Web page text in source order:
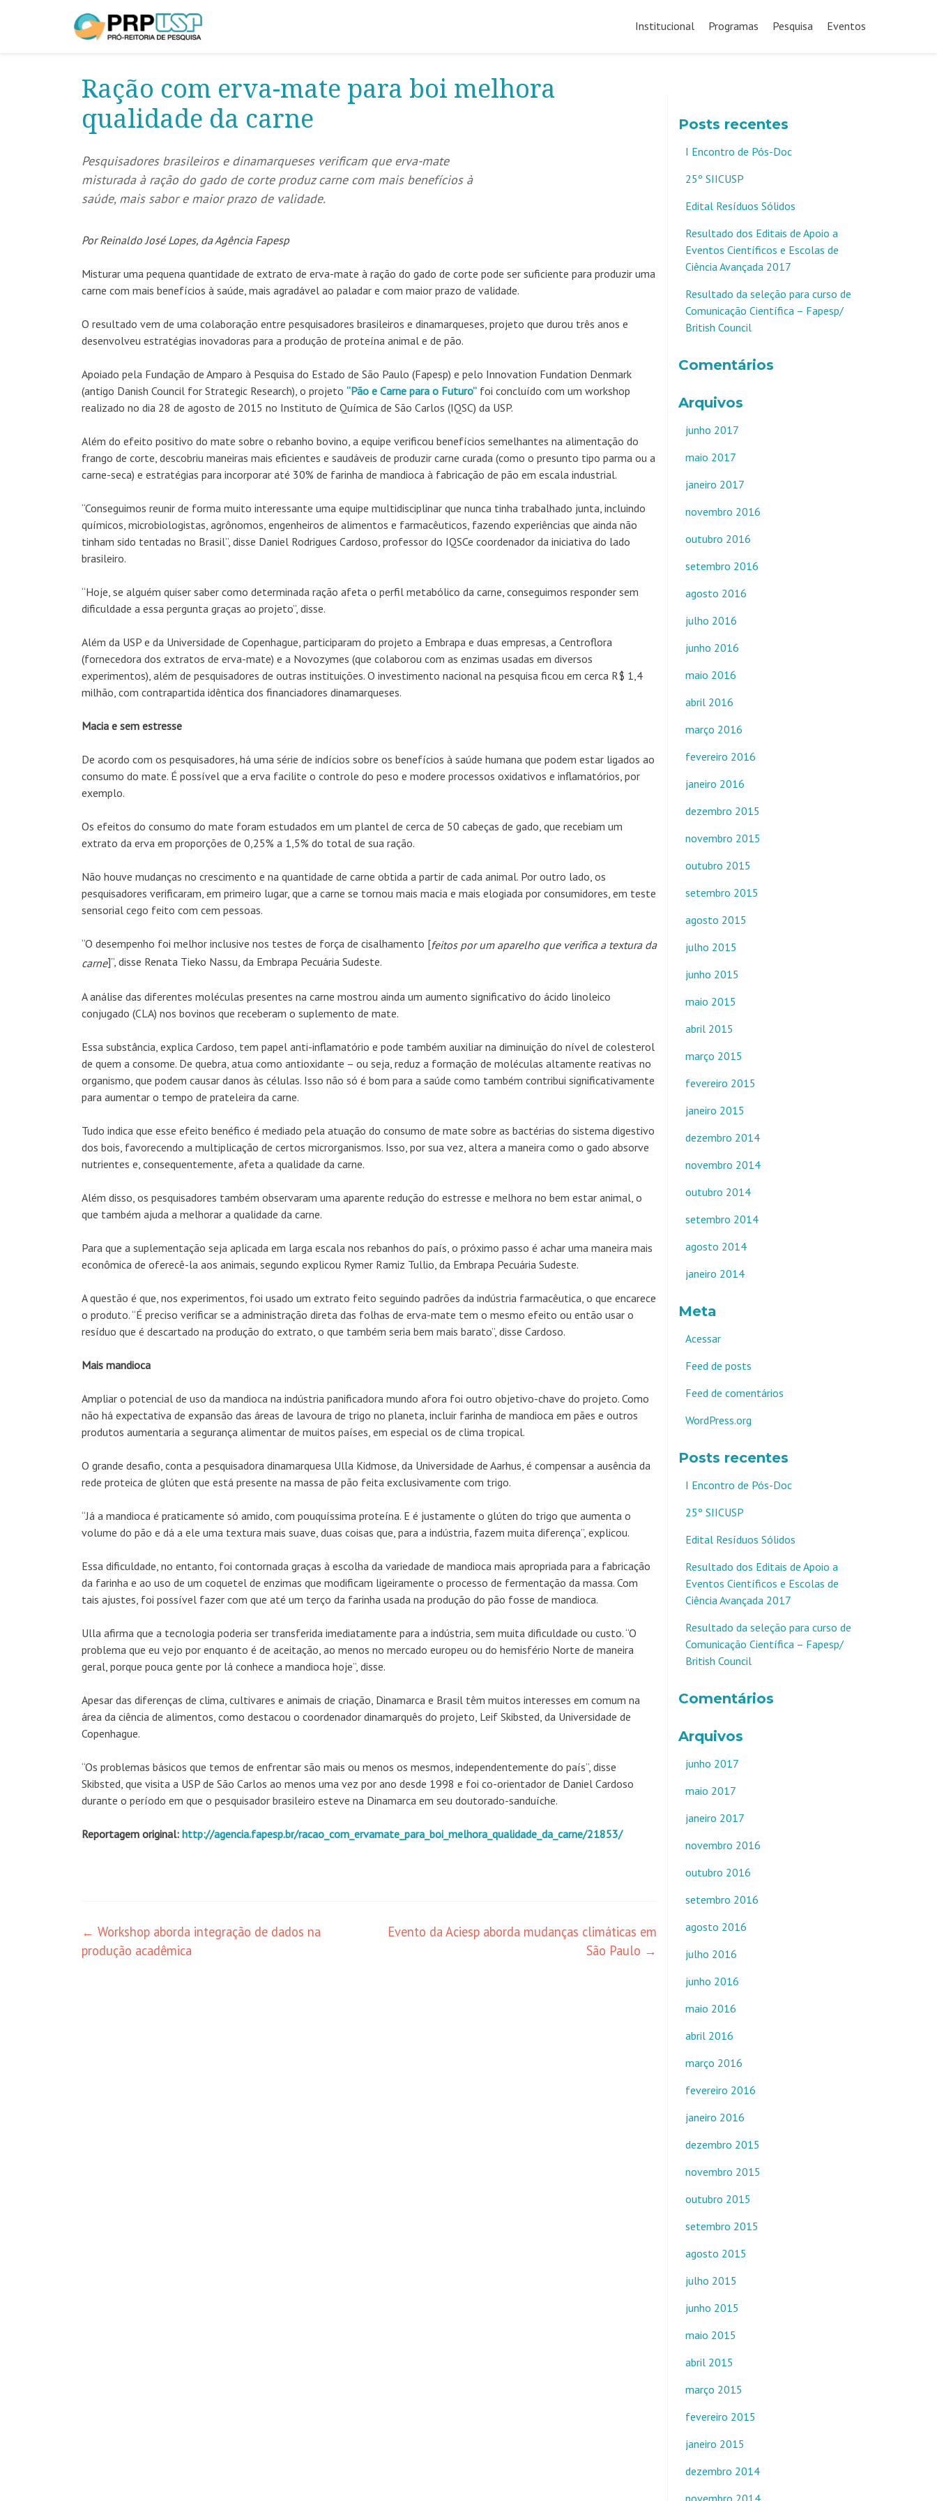
para
Institucional Programas Pesquisa Eventos
Ração com erva-mate para boi melhora
qualidade da carne
Pesquisadores brasileiros e dinamarqueses verificam que erva-mate
misturada à ração do gado de corte produz carne com mais benefícios à
saúde, mais sabor e maior prazo de validade.
Por Reinaldo José Lopes, da Agência Fapesp
Misturar uma pequena quantidade de extrato de erva-mate à ração do gado de corte pode ser suficiente para produzir uma
carne com mais benefícios à saúde, mais agradável ao paladar e com maior prazo de validade.
O resultado vem de uma colaboração entre pesquisadores brasileiros e dinamarqueses, projeto que durou três anos e
desenvolveu estratégias inovadoras para a produção de proteína animal e de pão.
Apoiado pela Fundação de Amparo à Pesquisa do Estado de São Paulo (Fapesp) e pelo Innovation Fundation Denmark
(antigo Danish Council for Strategic Research), o projeto “Pão e Carne para o Futuro” foi concluído com um workshop
realizado no dia 28 de agosto de 2015 no Instituto de Química de São Carlos (IQSC) da USP.
Além do efeito positivo do mate sobre o rebanho bovino, a equipe verificou benefícios semelhantes na alimentação do
frango de corte, descobriu maneiras mais eficientes e saudáveis de produzir carne curada (como o presunto tipo parma ou a
carne-seca) e estratégias para incorporar até 30% de farinha de mandioca à fabricação de pão em escala industrial.
“Conseguimos reunir de forma muito interessante uma equipe multidisciplinar que nunca tinha trabalhado junta, incluindo
químicos, microbiologistas, agrônomos, engenheiros de alimentos e farmacêuticos, fazendo experiências que ainda não
tinham sido tentadas no Brasil”, disse Daniel Rodrigues Cardoso, professor do IQSCe coordenador da iniciativa do lado
brasileiro.
“Hoje, se alguém quiser saber como determinada ração afeta o perfil metabólico da carne, conseguimos responder sem
dificuldade a essa pergunta graças ao projeto”, disse.
Além da USP e da Universidade de Copenhague, participaram do projeto a Embrapa e duas empresas, a Centroflora
(fornecedora dos extratos de erva-mate) e a Novozymes (que colaborou com as enzimas usadas em diversos
experimentos), além de pesquisadores de outras instituições. O investimento nacional na pesquisa ficou em cerca R$ 1,4
milhão, com contrapartida idêntica dos financiadores dinamarqueses.
Macia e sem estresse
De acordo com os pesquisadores, há uma série de indícios sobre os benefícios à saúde humana que podem estar ligados ao
consumo do mate. É possível que a erva facilite o controle do peso e modere processos oxidativos e inflamatórios, por
exemplo.
Os efeitos do consumo do mate foram estudados em um plantel de cerca de 50 cabeças de gado, que recebiam um
extrato da erva em proporções de 0,25% a 1,5% do total de sua ração.
Não houve mudanças no crescimento e na quantidade de carne obtida a partir de cada animal. Por outro lado, os
pesquisadores verificaram, em primeiro lugar, que a carne se tornou mais macia e mais elogiada por consumidores, em teste
sensorial cego feito com cem pessoas.
“O desempenho foi melhor inclusive nos testes de força de cisalhamento [feitos por um aparelho que verifica a textura da
carne]”, disse Renata Tieko Nassu, da Embrapa Pecuária Sudeste.
A análise das diferentes moléculas presentes na carne mostrou ainda um aumento significativo do ácido linoleico
conjugado (CLA) nos bovinos que receberam o suplemento de mate.
Essa substância, explica Cardoso, tem papel anti-inflamatório e pode também auxiliar na diminuição do nível de colesterol
de quem a consome. De quebra, atua como antioxidante – ou seja, reduz a formação de moléculas altamente reativas no
organismo, que podem causar danos às células. Isso não só é bom para a saúde como também contribui significativamente
para aumentar o tempo de prateleira da carne.
Tudo indica que esse efeito benéfico é mediado pela atuação do consumo de mate sobre as bactérias do sistema digestivo
dos bois, favorecendo a multiplicação de certos microrganismos. Isso, por sua vez, altera a maneira como o gado absorve
nutrientes e, consequentemente, afeta a qualidade da carne.
Além disso, os pesquisadores também observaram uma aparente redução do estresse e melhora no bem estar animal, o
que também ajuda a melhorar a qualidade da carne.
Para que a suplementação seja aplicada em larga escala nos rebanhos do país, o próximo passo é achar uma maneira mais
econômica de oferecê-la aos animais, segundo explicou Rymer Ramiz Tullio, da Embrapa Pecuária Sudeste.
A questão é que, nos experimentos, foi usado um extrato feito seguindo padrões da indústria farmacêutica, o que encarece
o produto. “É preciso verificar se a administração direta das folhas de erva-mate tem o mesmo efeito ou então usar o
resíduo que é descartado na produção do extrato, o que também seria bem mais barato”, disse Cardoso.
Mais mandioca
Ampliar o potencial de uso da mandioca na indústria panificadora mundo afora foi outro objetivo-chave do projeto. Como
não há expectativa de expansão das áreas de lavoura de trigo no planeta, incluir farinha de mandioca em pães e outros
produtos aumentaria a segurança alimentar de muitos países, em especial os de clima tropical.
O grande desafio, conta a pesquisadora dinamarquesa Ulla Kidmose, da Universidade de Aarhus, é compensar a ausência da
rede proteica de glúten que está presente na massa de pão feita exclusivamente com trigo.
“Já a mandioca é praticamente só amido, com pouquíssima proteína. E é justamente o glúten do trigo que aumenta o
volume do pão e dá a ele uma textura mais suave, duas coisas que, para a indústria, fazem muita diferença”, explicou.
Essa dificuldade, no entanto, foi contornada graças à escolha da variedade de mandioca mais apropriada para a fabricação
da farinha e ao uso de um coquetel de enzimas que modificam ligeiramente o processo de fermentação da massa. Com
tais ajustes, foi possível fazer com que até um terço da farinha usada na produção do pão fosse de mandioca.
Ulla afirma que a tecnologia poderia ser transferida imediatamente para a indústria, sem muita dificuldade ou custo. “O
problema que eu vejo por enquanto é de aceitação, ao menos no mercado europeu ou do hemisfério Norte de maneira
geral, porque pouca gente por lá conhece a mandioca hoje”, disse.
Apesar das diferenças de clima, cultivares e animais de criação, Dinamarca e Brasil têm muitos interesses em comum na
área da ciência de alimentos, como destacou o coordenador dinamarquês do projeto, Leif Skibsted, da Universidade de
Copenhague.
“Os problemas básicos que temos de enfrentar são mais ou menos os mesmos, independentemente do país”, disse
Skibsted, que visita a USP de São Carlos ao menos uma vez por ano desde 1998 e foi co-orientador de Daniel Cardoso
durante o período em que o pesquisador brasileiro esteve na Dinamarca em seu doutorado-sanduíche.
Reportagem original: http://agencia.fapesp.br/racao_com_ervamate_para_boi_melhora_qualidade_da_carne/21853/
Navegação
de
← Workshop aborda integração de dados na
produção acadêmica
Evento da Aciesp aborda mudanças climáticas em
São Paulo →
Posts recentes
I Encontro de Pós-Doc
25º SIICUSP
Edital Resíduos Sólidos
Resultado dos Editais de Apoio a
Eventos Científicos e Escolas de
Ciência Avançada 2017
Resultado da seleção para curso de
Comunicação Científica – Fapesp/
British Council
Comentários
Arquivos
junho 2017
maio 2017
janeiro 2017
novembro 2016
outubro 2016
setembro 2016
agosto 2016
julho 2016
junho 2016
maio 2016
abril 2016
março 2016
fevereiro 2016
janeiro 2016
dezembro 2015
novembro 2015
outubro 2015
setembro 2015
agosto 2015
julho 2015
junho 2015
maio 2015
abril 2015
março 2015
fevereiro 2015
janeiro 2015
dezembro 2014
novembro 2014
outubro 2014
setembro 2014
agosto 2014
janeiro 2014
Meta
Acessar
Feed de posts
Feed de comentários
WordPress.org
Posts recentes
I Encontro de Pós-Doc
25º SIICUSP
Edital Resíduos Sólidos
Resultado dos Editais de Apoio a
Eventos Científicos e Escolas de
Ciência Avançada 2017
Resultado da seleção para curso de
Comunicação Científica – Fapesp/
British Council
Comentários
Arquivos
junho 2017
maio 2017
janeiro 2017
novembro 2016
outubro 2016
setembro 2016
agosto 2016
julho 2016
junho 2016
maio 2016
abril 2016
março 2016
fevereiro 2016
janeiro 2016
dezembro 2015
novembro 2015
outubro 2015
setembro 2015
agosto 2015
julho 2015
junho 2015
maio 2015
abril 2015
março 2015
fevereiro 2015
janeiro 2015
dezembro 2014
novembro 2014